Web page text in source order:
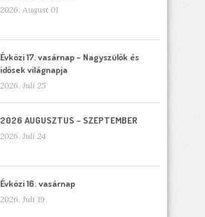
2026. August 01
Évközi 17. vasárnap – Nagyszülők és
idősek világnapja
2026. Juli 25
2026 AUGUSZTUS – SZEPTEMBER
2026. Juli 24
Évközi 16. vasárnap
2026. Juli 19